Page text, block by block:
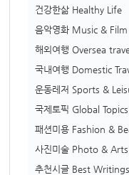
건강한삶 Healthy Life
음악영화 Music & Film
해외여행 Oversea
국내여행 Domestic
운동레저 Sports &
국제토픽 Global Topics
패션미용 Fashion &
사진미술 Photo & Arts
추천시글 Best Writings